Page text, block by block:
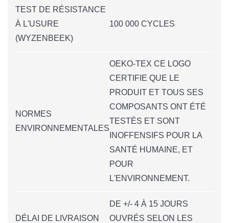
TEST DE RÉSISTANCE
À L'USURE
(WYZENBEEK)
100 000 CYCLES
NORMES
ENVIRONNEMENTALES
OEKO-TEX CE LOGO
CERTIFIE QUE LE
PRODUIT ET TOUS SES
COMPOSANTS ONT ÉTÉ
TESTÉS ET SONT
INOFFENSIFS POUR LA
SANTÉ HUMAINE, ET
POUR
L'ENVIRONNEMENT.
DÉLAI DE LIVRAISON
DE +/- 4 À 15 JOURS
OUVRÉS SELON LES